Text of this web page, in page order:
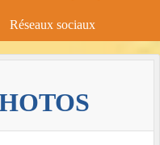
Réseaux sociaux